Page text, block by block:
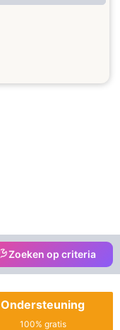
Zoeken op criteria
Ondersteuning
100% gratis